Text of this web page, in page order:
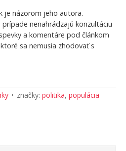
je názorom jeho autora.
nenahrádzajú konzultáciu
a komentáre pod článkom
sa nemusia zhodovať s
značky: politika, populácia